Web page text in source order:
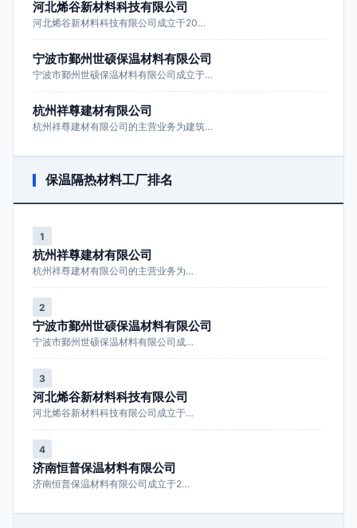
河北烯谷新材料科技有限公司
河北烯谷新材料科技有限公司成立于20…
宁波市鄞州世硕保温材料有限公司
宁波市鄞州世硕保温材料有限公司成立于…
杭州祥尊建材有限公司
杭州祥尊建材有限公司的主营业务为建筑…
保温隔热材料工厂排名
1
杭州祥尊建材有限公司
杭州祥尊建材有限公司的主营业务为…
2
宁波市鄞州世硕保温材料有限公司
宁波市鄞州世硕保温材料有限公司成…
3
河北烯谷新材料科技有限公司
河北烯谷新材料科技有限公司成立于…
4
济南恒普保温材料有限公司
济南恒普保温材料有限公司成立于2…